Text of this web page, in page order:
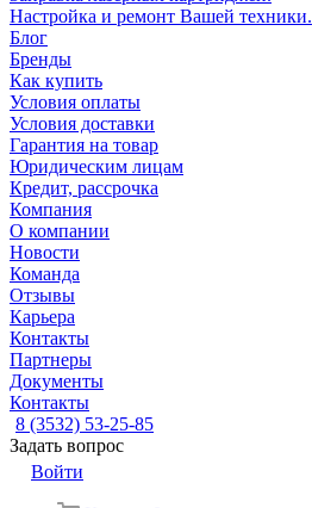
Настройка и ремонт Вашей техники.
Блог
Бренды
Как купить
Условия оплаты
Условия доставки
Гарантия на товар
Юридическим лицам
Кредит, рассрочка
Компания
О компании
Новости
Команда
Отзывы
Карьера
Контакты
Партнеры
Документы
Контакты
8 (3532) 53-25-85
Задать вопрос
Войти